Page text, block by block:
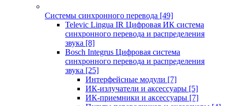
Системы синхронного перевода [49]
Televic Lingua IR Цифровая ИК система
синхронного перевода и распределения
звука [8]
Bosch Integrus Цифровая система
синхронного перевода и распределения
звука [25]
Интерфейсные модули [7]
ИК-излучатели и аксессуары [5]
ИК-приемники и аксессуары [7]